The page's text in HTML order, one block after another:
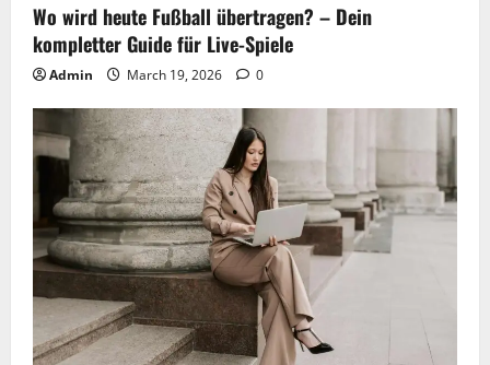
Wo wird heute Fußball übertragen? – Dein
kompletter Guide für Live-Spiele
Admin March 19, 2026 0